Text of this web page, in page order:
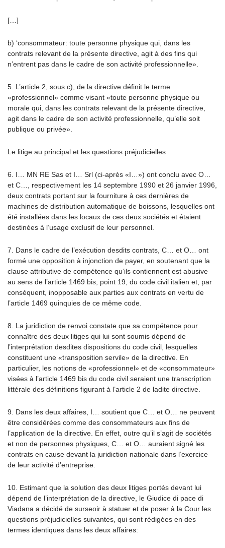
[…]
b) ‘consommateur: toute personne physique qui, dans les
contrats relevant de la présente directive, agit à des fins qui
n’entrent pas dans le cadre de son activité professionnelle».
5. L’article 2, sous c), de la directive définit le terme
«professionnel» comme visant «toute personne physique ou
morale qui, dans les contrats relevant de la présente directive,
agit dans le cadre de son activité professionnelle, qu’elle soit
publique ou privée».
Le litige au principal et les questions préjudicielles
6. I… MN RE Sas et I… Srl (ci-après «I…») ont conclu avec O…
et C…, respectivement les 14 septembre 1990 et 26 janvier 1996,
deux contrats portant sur la fourniture à ces dernières de
machines de distribution automatique de boissons, lesquelles ont
été installées dans les locaux de ces deux sociétés et étaient
destinées à l’usage exclusif de leur personnel.
7. Dans le cadre de l’exécution desdits contrats, C… et O… ont
formé une opposition à injonction de payer, en soutenant que la
clause attributive de compétence qu’ils contiennent est abusive
au sens de l’article 1469 bis, point 19, du code civil italien et, par
conséquent, inopposable aux parties aux contrats en vertu de
l’article 1469 quinquies de ce même code.
8. La juridiction de renvoi constate que sa compétence pour
connaître des deux litiges qui lui sont soumis dépend de
l’interprétation desdites dispositions du code civil, lesquelles
constituent une «transposition servile» de la directive. En
particulier, les notions de «professionnel» et de «consommateur»
visées à l’article 1469 bis du code civil seraient une transcription
littérale des définitions figurant à l’article 2 de ladite directive.
9. Dans les deux affaires, I… soutient que C… et O… ne peuvent
être considérées comme des consommateurs aux fins de
l’application de la directive. En effet, outre qu’il s’agit de sociétés
et non de personnes physiques, C… et O… auraient signé les
contrats en cause devant la juridiction nationale dans l’exercice
de leur activité d’entreprise.
10. Estimant que la solution des deux litiges portés devant lui
dépend de l’interprétation de la directive, le Giudice di pace di
Viadana a décidé de surseoir à statuer et de poser à la Cour les
questions préjudicielles suivantes, qui sont rédigées en des
termes identiques dans les deux affaires: